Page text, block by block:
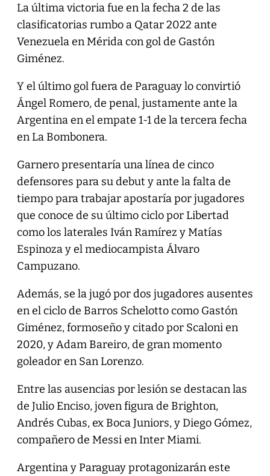
La última victoria fue en la fecha 2 de las
clasificatorias rumbo a Qatar 2022 ante
Venezuela en Mérida con gol de Gastón
Giménez.
Y el último gol fuera de Paraguay lo convirtió
Ángel Romero, de penal, justamente ante la
Argentina en el empate 1-1 de la tercera fecha
en La Bombonera.
Garnero presentaría una línea de cinco
defensores para su debut y ante la falta de
tiempo para trabajar apostaría por jugadores
que conoce de su último ciclo por Libertad
como los laterales Iván Ramírez y Matías
Espinoza y el mediocampista Álvaro
Campuzano.
Además, se la jugó por dos jugadores ausentes
en el ciclo de Barros Schelotto como Gastón
Giménez, formoseño y citado por Scaloni en
2020, y Adam Bareiro, de gran momento
goleador en San Lorenzo.
Entre las ausencias por lesión se destacan las
de Julio Enciso, joven figura de Brighton,
Andrés Cubas, ex Boca Juniors, y Diego Gómez,
compañero de Messi en Inter Miami.
Argentina y Paraguay protagonizarán este